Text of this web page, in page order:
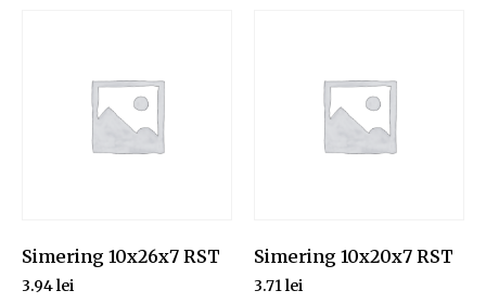
Simering 10x26x7 RST
3.94lei
Simering 10x20x7 RST
3.71lei